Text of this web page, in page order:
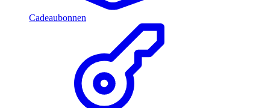
Cadeaubonnen